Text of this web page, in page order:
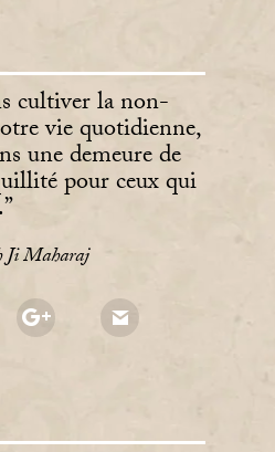
cultiver la non-
vie quotidienne,
une demeure de
pour ceux qui
Ji Maharaj